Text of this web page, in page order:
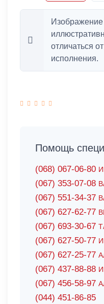
Изображение
отличаться
исполнения.
Помощь
(068) 067-06-80
(067) 353-07-08
(067) 551-34-37
(067) 627-62-77
(067) 693-30-67
(067) 627-50-77
(067) 627-25-77
(067) 437-88-88
(067) 456-58-97
(044) 451-86-85